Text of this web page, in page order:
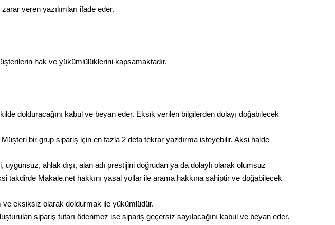
veren yazılımları ifade eder.
hak ve yükümlülüklerini kapsamaktadır.
dolduracağını kabul ve beyan eder. Eksik verilen bilgilerden dolayı doğabilecek
bir grup sipariş için en fazla 2 defa tekrar yazdırma isteyebilir. Aksi halde
ahlak dışı, alan adı prestijini doğrudan ya da dolaylı olarak olumsuz
takdirde Makale.net hakkını yasal yollar ile arama hakkına sahiptir ve doğabilecek
eksiksiz olarak doldurmak ile yükümlüdür.
sipariş tutarı ödenmez ise sipariş geçersiz sayılacağını kabul ve beyan eder.